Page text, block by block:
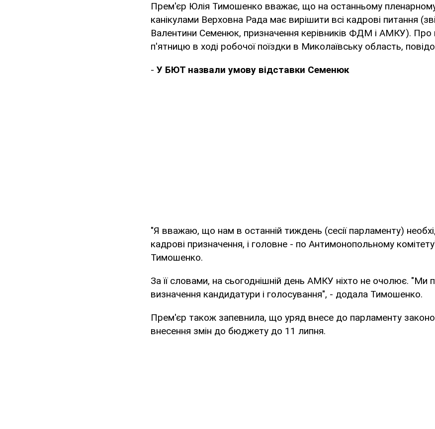
Прем'єр Юлія Тимошенко вважає, що на останньому
канікулами Верховна Рада має вирішити всі кадрові питання
Валентини Семенюк, призначення керівників ФДМ і АМКУ). Про
п'ятницю в ході робочої поїздки в Миколаївську область,
- У БЮТ назвали умову відставки Семенюк
"Я вважаю, що нам в останній тиждень (сесії парламенту)
кадрові призначення, і головне - по Антимонопольному
Тимошенко.
За її словами, на сьогоднішній день АМКУ ніхто не очолює. "Ми
визначення кандидатури і голосування", - додала Тимошенко.
Прем'єр також запевнила, що уряд внесе до парламенту
внесення змін до бюджету до 11 липня.